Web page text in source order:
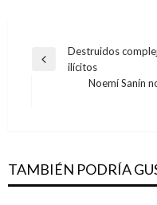
Navegación
Entrada
Destruidos
ilícitos
Noemí Sanín
TAMBIÉN PODRÍA